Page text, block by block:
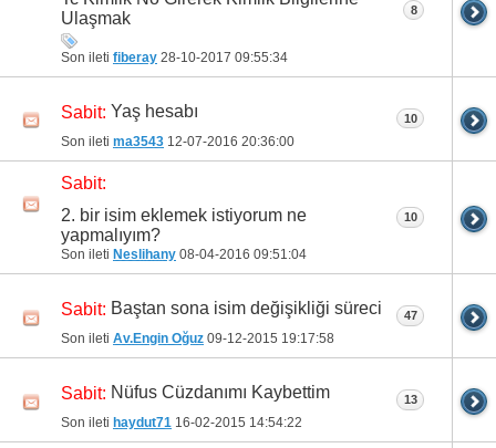
Ulaşmak
Son ileti fiberay 28-10-2017 09:55:34
8
Sabit: Yaş hesabı
Son ileti ma3543 12-07-2016 20:36:00
10
Sabit:
2. bir isim eklemek istiyorum ne
yapmalıyım?
Son ileti Neslihany 08-04-2016 09:51:04
10
Sabit: Baştan sona isim değişikliği süreci
Son ileti Av.Engin Oğuz 09-12-2015 19:17:58
47
Sabit: Nüfus Cüzdanımı Kaybettim
Son ileti haydut71 16-02-2015 14:54:22
13